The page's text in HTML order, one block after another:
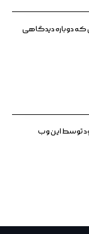
که دوباره دیدگاهی
خود توسط این وب